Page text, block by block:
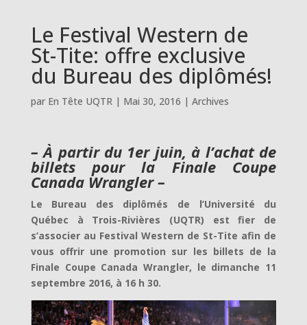
Le Festival Western de
St-Tite: offre exclusive
du Bureau des diplômés!
par En Tête UQTR| Mai 30, 2016 | Archives
– À partir du 1er juin, à l’achat de
billets pour la Finale Coupe
Canada Wrangler –
Le Bureau des diplômés de l’Université du
Québec à Trois-Rivières (UQTR) est fier de
s’associer au Festival Western de St-Tite afin de
vous offrir une promotion sur les billets de la
Finale Coupe Canada Wrangler, le dimanche 11
septembre 2016, à 16 h 30.